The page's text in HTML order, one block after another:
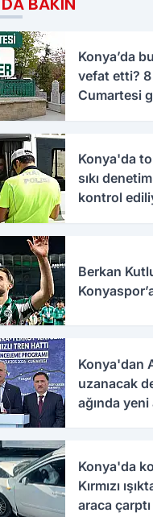
Konya’da
vefat etti?
Cumartesi
Konya'da
sıkı
kontrol
Berkan
Konya'dan
uzanacak
ağında yeni
Konya'da
Kırmızı
araca çarptı